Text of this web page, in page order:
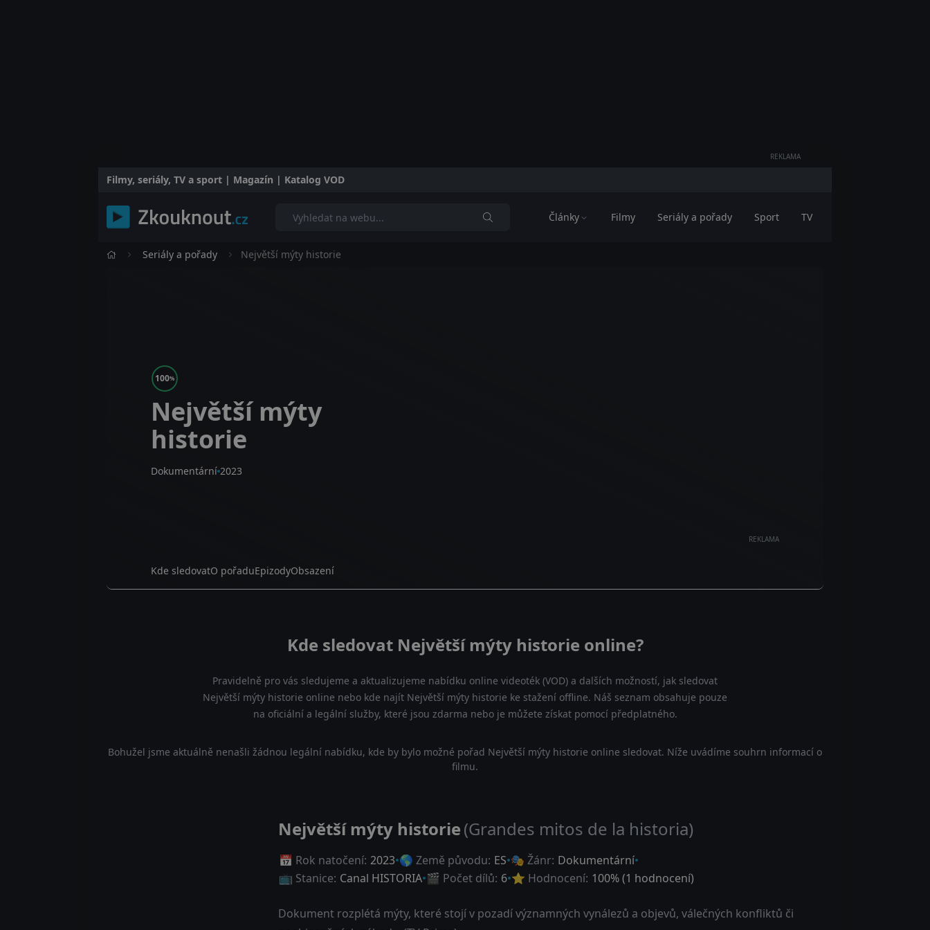
REKLAMA
Filmy, seriály, TV a sport | Magazín | Katalog VOD
Články Filmy Seriály a pořady Sport TV
Seriály a pořady Největší mýty historie
REKLAMA
100%
Největší mýty
historie
Dokumentární 2023
Kde sledovatO pořaduEpizodyObsazení
Kde sledovat Největší mýty historie online?
Pravidelně pro vás sledujeme a aktualizujeme nabídku online videoték (VOD) a dalších možností, jak sledovat
Největší mýty historie online nebo kde najít Největší mýty historie ke stažení offline. Náš seznam obsahuje pouze
na oficiální a legální služby, které jsou zdarma nebo je můžete získat pomocí předplatného.
Bohužel jsme aktuálně nenašli žádnou legální nabídku, kde by bylo možné pořad Největší mýty historie online sledovat. Níže uvádíme souhrn informací o
filmu.
Největší mýty historie(Grandes mitos de la historia)
📅 Rok natočení: 2023 🌎 Země původu: ES 🎭 Žánr: Dokumentární
📺 Stanice: Canal HISTORIA 🎬 Počet dílů: 6 ⭐ Hodnocení: 100% (1 hodnocení)
Dokument rozplétá mýty, které stojí v pozadí významných vynálezů a objevů, válečných konfliktů či